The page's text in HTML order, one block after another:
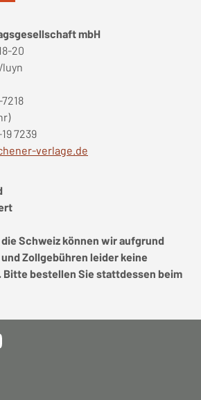
mbH
20
7239
verlage.de
Schweiz können wir aufgrund
Zollgebühren leider keine
bestellen Sie stattdessen beim